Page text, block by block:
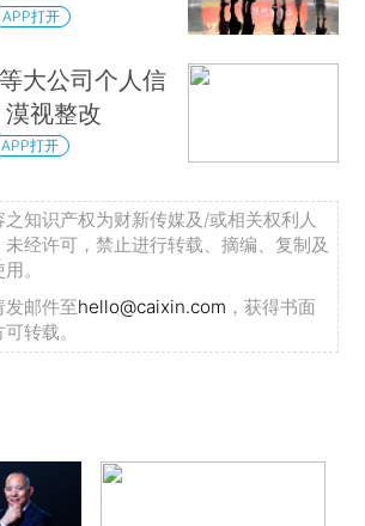
APP打开
大公司个人信
视整改
APP打开
知识产权为财新传媒及/或相关权利人
经许可，禁止进行转载、摘编、复制及
。
发邮件至hello@caixin.com ，获得书面
转载。